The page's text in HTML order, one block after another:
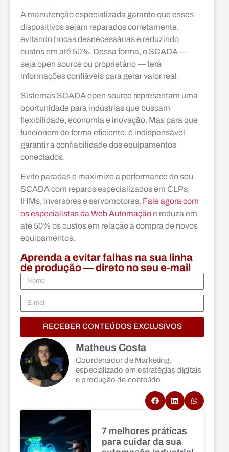
A manutenção especializada garante que esses
dispositivos sejam reparados corretamente,
evitando trocas desnecessárias e reduzindo
custos em até 50%. Dessa forma, o SCADA —
seja open source ou proprietário — terá
informações confiáveis para gerar valor real.
Sistemas SCADA open source representam uma
oportunidade para indústrias que buscam
flexibilidade, economia e inovação. Mas para que
funcionem de forma eficiente, é indispensável
garantir a confiabilidade dos equipamentos
conectados.
Evite paradas e maximize a performance do seu
SCADA com reparos especializados em CLPs,
IHMs, inversores e servomotores. Fale agora com
os especialistas da Web Automaçãoe reduza em
até 50% os custos em relação à compra de novos
equipamentos.
Aprenda a evitar falhas na sua linha
de produção — direto no seu e-mail
RECEBER CONTEÚDOS EXCLUSIVOS
Matheus Costa
Coordenador de Marketing,
especializado em estratégias digitais
e produção de conteúdo.
7 melhores práticas
para cuidar da sua